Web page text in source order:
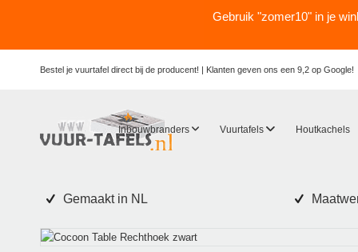
Bestel je vuurtafel direct bij de producent! | Klanten geven ons een 9,2 op Google!
Inbouwbranders Vuurtafels Houtkachels
Gemaakt in NL
Gebruik "zomer10" in je